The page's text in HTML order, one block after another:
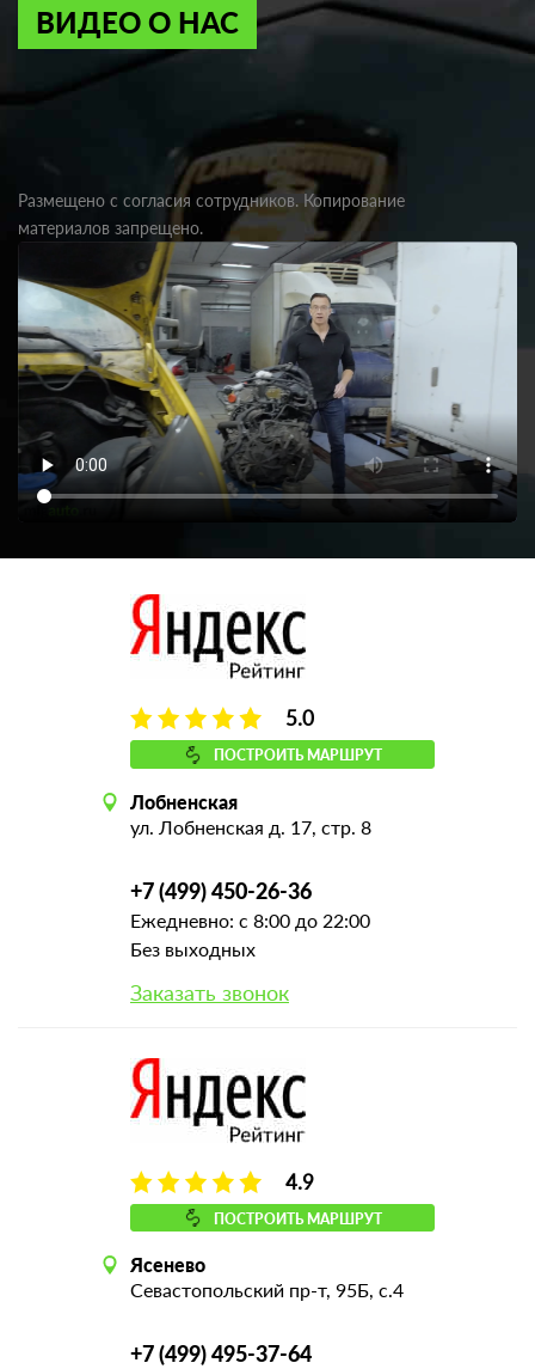
ВИДЕО О НАС
Размещено с согласия сотрудников. Копирование
материалов запрещено.
5.0
ПОСТРОИТЬ МАРШРУТ
Лобненская
ул. Лобненская д. 17, стр. 8
+7 (499) 450-26-36
Ежедневно: с 8:00 до 22:00
Без выходных
Заказать звонок
4.9
ПОСТРОИТЬ МАРШРУТ
Ясенево
Севастопольский пр-т, 95Б, с.4
+7 (499) 495-37-64